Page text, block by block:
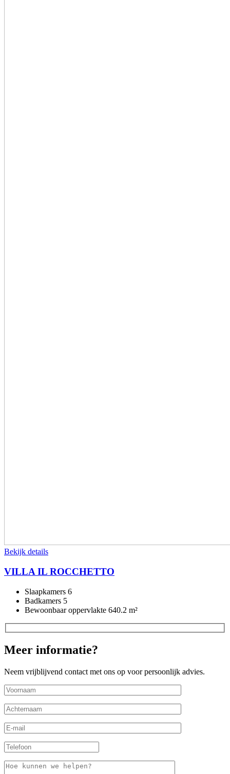
Bekijk details
VILLA IL ROCCHETTO
Slaapkamers 6
Badkamers 5
Bewoonbaar oppervlakte 640.2 m²
Meer informatie?
Neem vrijblijvend contact met ons op voor persoonlijk advies.